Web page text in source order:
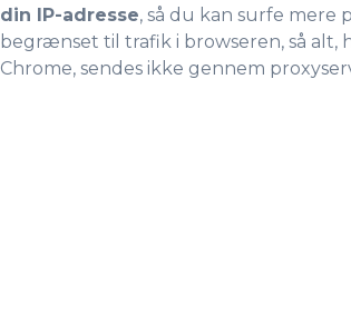
din IP-adresse, så du kan surfe mere
begrænset til trafik i browseren, så alt,
Chrome, sendes ikke gennem